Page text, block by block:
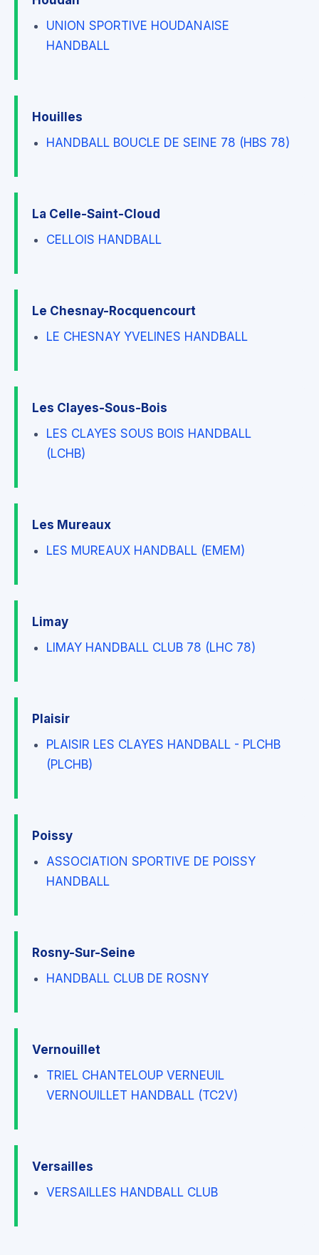
UNION SPORTIVE HOUDANAISE
HANDBALL
Houilles
HANDBALL BOUCLE DE SEINE 78 (HBS 78)
La Celle-Saint-Cloud
CELLOIS HANDBALL
Le Chesnay-Rocquencourt
LE CHESNAY YVELINES HANDBALL
Les Clayes-Sous-Bois
LES CLAYES SOUS BOIS HANDBALL
(LCHB)
Les Mureaux
LES MUREAUX HANDBALL (EMEM)
Limay
LIMAY HANDBALL CLUB 78 (LHC 78)
Plaisir
PLAISIR LES CLAYES HANDBALL - PLCHB
(PLCHB)
Poissy
ASSOCIATION SPORTIVE DE POISSY
HANDBALL
Rosny-Sur-Seine
HANDBALL CLUB DE ROSNY
Vernouillet
TRIEL CHANTELOUP VERNEUIL
VERNOUILLET HANDBALL (TC2V)
Versailles
VERSAILLES HANDBALL CLUB